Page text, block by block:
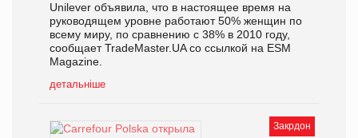
Unilever объявила, что в настоящее время на
руководящем уровне работают 50% женщин по
всему миру, по сравнению с 38% в 2010 году,
сообщает TradeMaster.UA со ссылкой на ESM
Magazine.
детальніше
Закрдон